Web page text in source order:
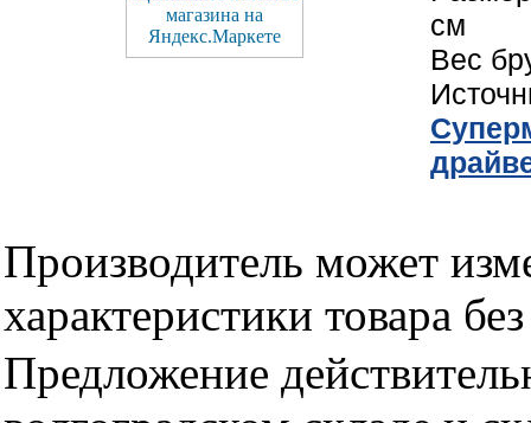
см
Вес
Производитель может
характеристики товара
Предложение